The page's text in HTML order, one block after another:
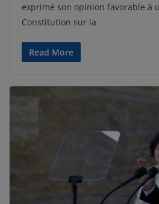
exprimé son opinion favorable à
Constitution sur la
Read More